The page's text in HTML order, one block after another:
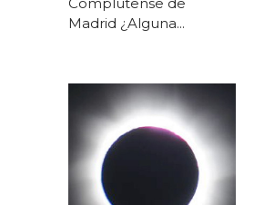
Madrid ¿Alguna...